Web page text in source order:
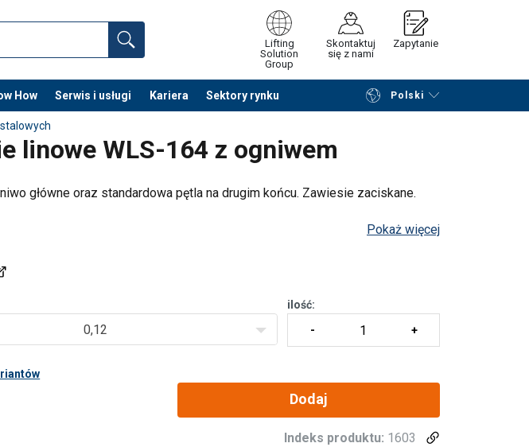
Lifting
Solution
Group
Skontaktuj
się z nami
Zapytanie
How Serwis i usługi Kariera Sektory rynku Polski
Przeglądaj katalog Podsumowanie
linowe WLS-164 z ogniwem
główne oraz standardowa pętla na drugim końcu. Zawiesie zaciskane.
Pokaż więcej
0,12
ilość:
Dodaj
Indeks produktu: 1603